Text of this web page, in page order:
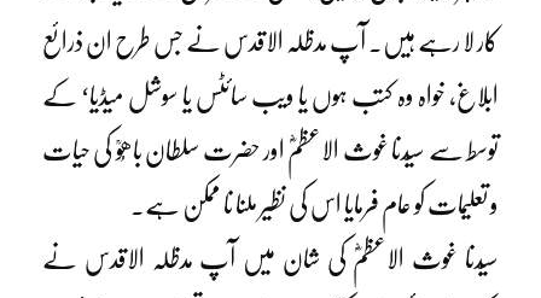
کار لا رہے ہیں۔ آپ مدظلہ الاقدس نے جس طرح ان ذرائع
ابلاغ، خواہ وہ کتب ہوں یا ویب سائٹس یا سوشل میڈیا‘ کے
توسط سے سیّدنا غوث الاعظمؓ اور حضرت سلطان باھُوؒ کی حیات
و تعلیمات کو عام فرمایا اس کی نظیر ملنا نا ممکن ہے۔
سیّدنا غوث الاعظمؓ کی شان میں آپ مدظلہ الاقدس نے